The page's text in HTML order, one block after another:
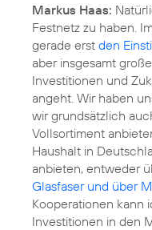
Markus Haas:
Festnetz zu haben.
gerade erst den
aber insgesamt
Investitionen und
angeht. Wir haben
wir grundsätzlich
Vollsortiment
Haushalt in
anbieten, entweder
Glasfaser und über
Kooperationen kann
Investitionen in den